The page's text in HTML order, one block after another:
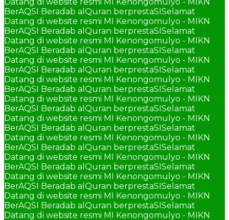
BerAQSI Beradab alQuran berprestaSISelamat
Datang di website resmi MI Kenongomulyo - MIKN
BerAQSI Beradab alQuran berprestaSISelamat
Datang di website resmi MI Kenongomulyo - MIKN
BerAQSI Beradab alQuran berprestaSISelamat
Datang di website resmi MI Kenongomulyo - MIKN
BerAQSI Beradab alQuran berprestaSISelamat
Datang di website resmi MI Kenongomulyo - MIKN
BerAQSI Beradab alQuran berprestaSISelamat
Datang di website resmi MI Kenongomulyo - MIKN
BerAQSI Beradab alQuran berprestaSISelamat
Datang di website resmi MI Kenongomulyo - MIKN
BerAQSI Beradab alQuran berprestaSISelamat
Datang di website resmi MI Kenongomulyo - MIKN
BerAQSI Beradab alQuran berprestaSISelamat
Datang di website resmi MI Kenongomulyo - MIKN
BerAQSI Beradab alQuran berprestaSISelamat
Datang di website resmi MI Kenongomulyo - MIKN
BerAQSI Beradab alQuran berprestaSISelamat
Datang di website resmi MI Kenongomulyo - MIKN
BerAQSI Beradab alQuran berprestaSISelamat
Datang di website resmi MI Kenongomulyo - MIKN